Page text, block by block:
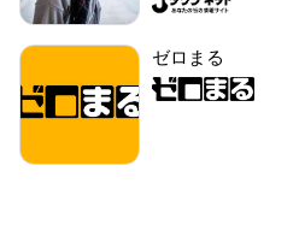
ゼロまる